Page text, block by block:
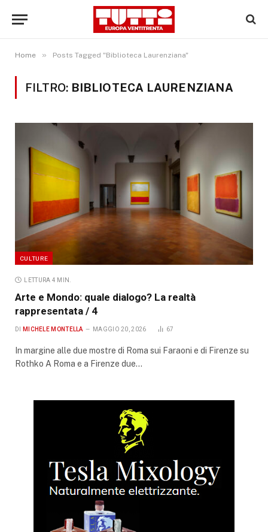
Home » Posts Tagged "Biblioteca Laurenziana"
FILTRO: BIBLIOTECA LAURENZIANA
CULTURE
LETTURA 4 MIN.
Arte e Mondo: quale dialogo? La realtà
rappresentata / 4
DI MICHELE MONTELLA MAGGIO 20, 2026 67
In margine alle due mostre di Roma sui Faraoni e di Firenze su
Rothko A Roma e a Firenze due…